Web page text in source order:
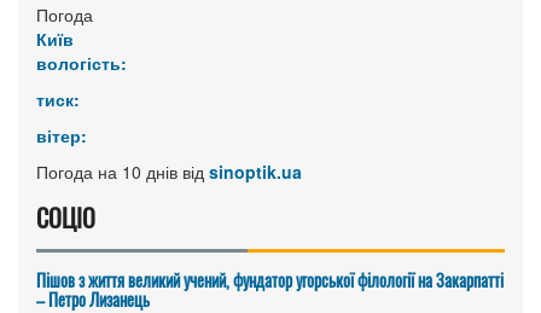
Погода
Київ
вологість:
тиск:
вітер:
Погода на 10 днів від sinoptik.ua
СОЦІО
Пішов з життя великий учений, фундатор угорської філології на Закарпатті
– Петро Лизанець